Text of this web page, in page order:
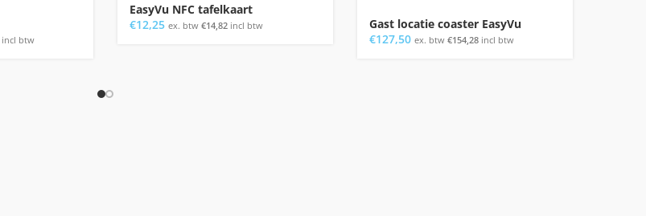
incl btw
EasyVu NFC tafelkaart
€12,25 ex. btw €14,82 incl btw
Gast locatie coaster EasyVu
€127,50 ex. btw €154,28 incl btw